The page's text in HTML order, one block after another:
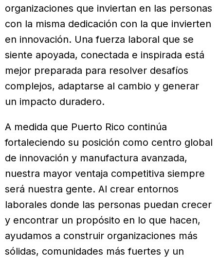
organizaciones que inviertan en las personas
con la misma dedicación con la que invierten
en innovación. Una fuerza laboral que se
siente apoyada, conectada e inspirada está
mejor preparada para resolver desafíos
complejos, adaptarse al cambio y generar
un impacto duradero.
A medida que Puerto Rico continúa
fortaleciendo su posición como centro global
de innovación y manufactura avanzada,
nuestra mayor ventaja competitiva siempre
será nuestra gente. Al crear entornos
laborales donde las personas puedan crecer
y encontrar un propósito en lo que hacen,
ayudamos a construir organizaciones más
sólidas, comunidades más fuertes y un